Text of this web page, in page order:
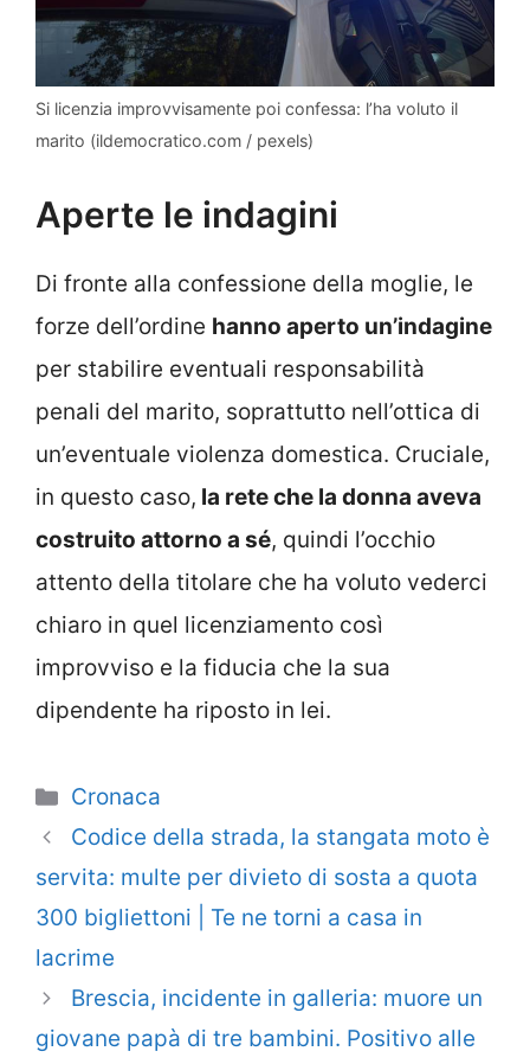
Si licenzia improvvisamente poi confessa: l’ha voluto il
marito (ildemocratico.com / pexels)
Aperte le indagini
Di fronte alla confessione della moglie, le
forze dell’ordine hanno aperto un’indagine
per stabilire eventuali responsabilità
penali del marito, soprattutto nell’ottica di
un’eventuale violenza domestica. Cruciale,
in questo caso, la rete che la donna aveva
costruito attorno a sé, quindi l’occhio
attento della titolare che ha voluto vederci
chiaro in quel licenziamento così
improvviso e la fiducia che la sua
dipendente ha riposto in lei.
Categorie
Cronaca
Codice della strada, la stangata moto è
servita: multe per divieto di sosta a quota
300 bigliettoni | Te ne torni a casa in
lacrime
Brescia, incidente in galleria: muore un
giovane papà di tre bambini. Positivo alle